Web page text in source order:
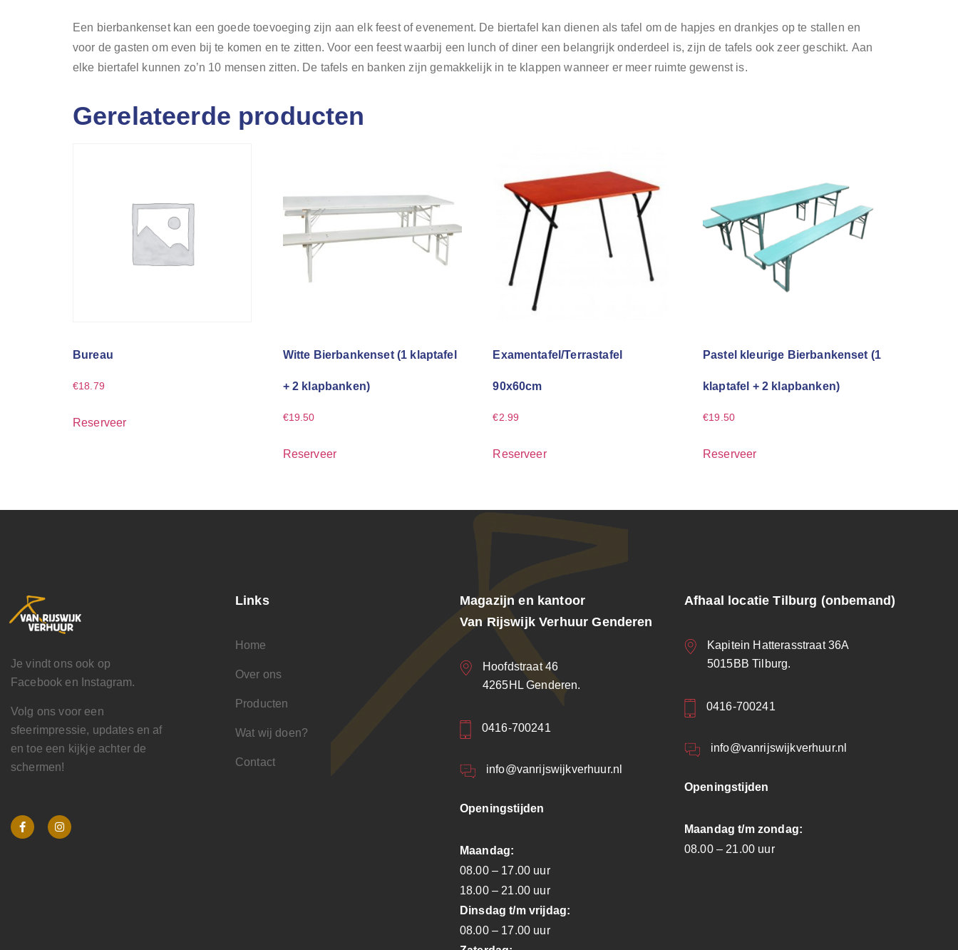
Een bierbankenset kan een goede toevoeging zijn aan elk feest of evenement. De biertafel kan dienen als tafel om de hapjes en drankjes op te stallen en
voor de gasten om even bij te komen en te zitten. Voor een feest waarbij een lunch of diner een belangrijk onderdeel is, zijn de tafels ook zeer geschikt. Aan
elke biertafel kunnen zo’n 10 mensen zitten. De tafels en banken zijn gemakkelijk in te klappen wanneer er meer ruimte gewenst is.
Gerelateerde producten
Bureau
€18.79
Reserveer
Witte Bierbankenset (1 klaptafel
+ 2 klapbanken)
€19.50
Reserveer
Examentafel/Terrastafel
90x60cm
€2.99
Reserveer
Pastel kleurige Bierbankenset (1
klaptafel + 2 klapbanken)
€19.50
Reserveer
Je vindt ons ook op
Facebook en Instagram.
Volg ons voor een
sfeerimpressie, updates en af
en toe een kijkje achter de
schermen!
Links
Home
Over ons
Producten
Wat wij doen?
Contact
Magazijn en kantoor
Van Rijswijk Verhuur Genderen
Hoofdstraat 46
4265HL Genderen.
0416-700241
info@vanrijswijkverhuur.nl
Openingstijden
Maandag:
08.00 – 17.00 uur
18.00 – 21.00 uur
Dinsdag t/m vrijdag:
08.00 – 17.00 uur
Afhaal locatie Tilburg (onbemand)
Kapitein Hatterasstraat 36A
5015BB Tilburg.
0416-700241
info@vanrijswijkverhuur.nl
Openingstijden
Maandag t/m zondag:
08.00 – 21.00 uur